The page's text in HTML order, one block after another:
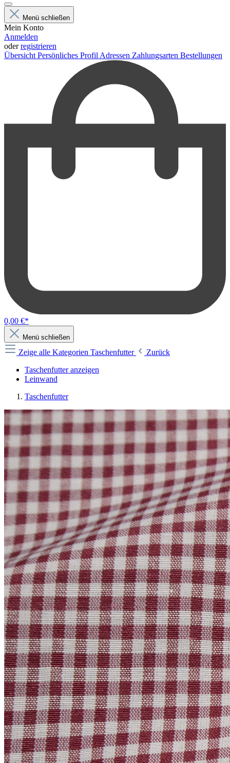
Menü schließen
Mein Konto
Anmelden
oderregistrieren
Übersicht Persönliches Profil Adressen Zahlungsarten Bestellungen
0,00 €*
Menü schließen
Zeige alle Kategorien Taschenfutter
Zurück
Taschenfutter anzeigen
Leinwand
Taschenfutter